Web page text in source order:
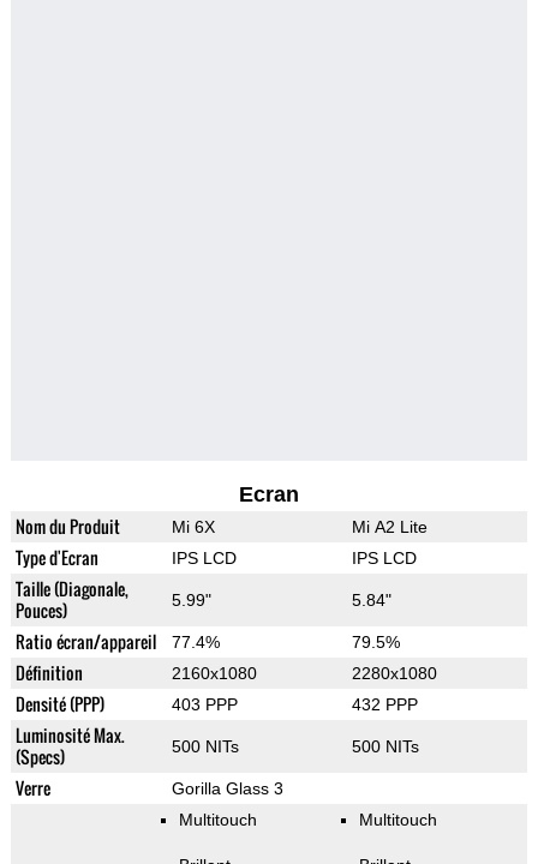
Ecran
Nom du Produit Mi 6X Mi A2 Lite
Type d'Ecran IPS LCD IPS LCD
Taille (Diagonale,
Pouces)
5.99" 5.84"
Ratio écran/appareil 77.4% 79.5%
Définition 2160x1080 2280x1080
Densité (PPP) 403 PPP 432 PPP
Luminosité Max.
(Specs)
500 NITs 500 NITs
Verre
Gorilla Glass 3
Multitouch
Multitouch